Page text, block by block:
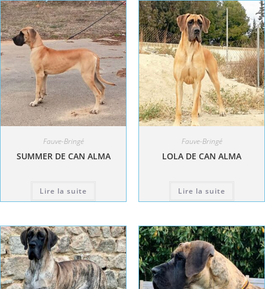
Fauve-Bringé
SUMMER DE CAN ALMA
Lire la suite
Fauve-Bringé
LOLA DE CAN ALMA
Lire la suite